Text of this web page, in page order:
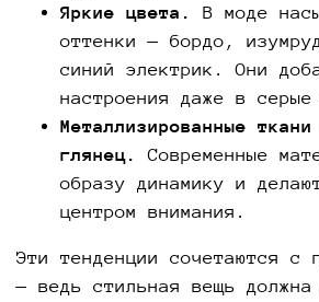
Яркие цвета.
В моде
оттенки — бордо,
синий электрик. Они
настроения даже в
Металлизированные ткани
глянец.
Современные
образу динамику и
центром внимания.
Эти тенденции сочетаются с
— ведь стильная вещь